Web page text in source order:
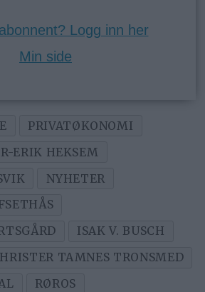
Logg inn her
Min side
PRIVATØKONOMI
ERIK HEKSEM
NYHETER
ISAK V. BUSCH
TAMNES TRONSMED
RØROS